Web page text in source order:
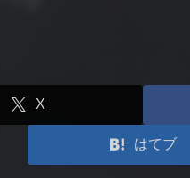
X
はてブ